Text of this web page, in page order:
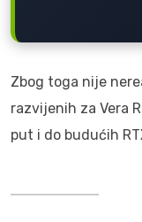
Zbog toga nije
razvijenih za Vera
put i do budućih